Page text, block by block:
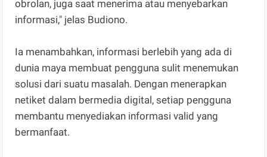
obrolan, juga saat menerima atau menyebarkan
informasi," jelas Budiono.
Ia menambahkan, informasi berlebih yang ada di
dunia maya membuat pengguna sulit menemukan
solusi dari suatu masalah. Dengan menerapkan
netiket dalam bermedia digital, setiap pengguna
membantu menyediakan informasi valid yang
bermanfaat.